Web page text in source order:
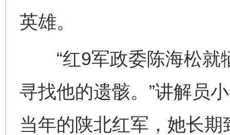
英雄。
“红9军政委陈海松就
寻找他的遗骸。”讲解员
当年的陕北红军，她长